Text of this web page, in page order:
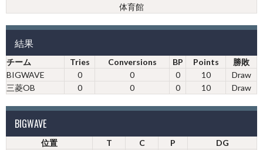
体育館
結果
チーム Tries Conversions BP Points
勝敗
BIGWAVE
0 0 0 10
Draw
三菱OB
0 0 0 10 Draw
BIGWAVE
位置 T C P
DG